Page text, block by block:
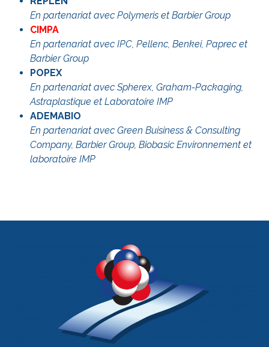
En partenariat avec Polymeris et Barbier Group
CIMPA
En partenariat avec IPC, Pellenc, Benkei, Paprec et
Barbier Group
POPEX
En partenariat avec Spherex, Graham-Packaging,
Astraplastique et Laboratoire IMP
ADEMABIO
En partenariat avec Green Buisiness & Consulting
Company, Barbier Group, Biobasic Environnement et
laboratoire IMP